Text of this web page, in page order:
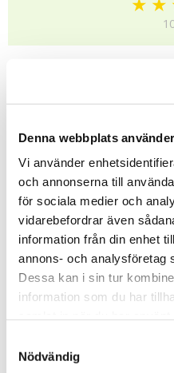
Denna webbplats
Vi använder
och annonserna till
för sociala medier och
vidarebefordrar även
information från din enhet
annons- och analysföretag
Dessa kan i sin tur
information som du har
Nödvändig
Alla mjuka djur från WWF är
standard (EU’s regelverk för
innehåller inga farliga
Tipsa
Vilda Djur
WWF Mjuka Djur